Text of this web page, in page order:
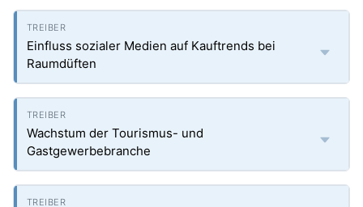
Einfluss sozialer Medien auf Kauftrends bei
Raumdüften
Wachstum der Tourismus- und
Gastgewerbebranche